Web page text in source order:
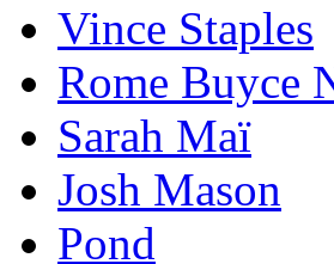
Vince Staples
Rome Buyce
Sarah Maï
Josh Mason
Pond